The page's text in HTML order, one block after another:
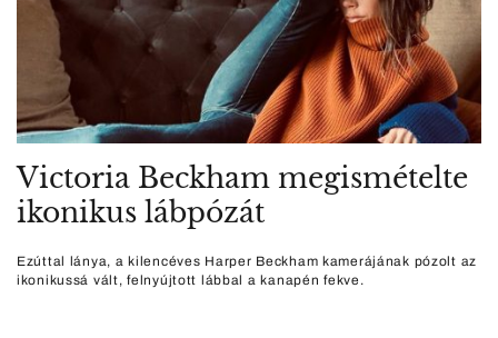
Victoria Beckham megismételte
ikonikus lábpózát
Ezúttal lánya, a kilencéves Harper Beckham kamerájának pózolt az
ikonikussá vált, felnyújtott lábbal a kanapén fekve.